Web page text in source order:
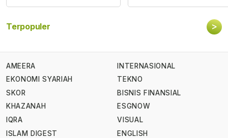
Terpopuler >
AMEERA
EKONOMI SYARIAH
SKOR
KHAZANAH
IQRA
ISLAM DIGEST
INTERNASIONAL
TEKNO
BISNIS FINANSIAL
ESGNOW
VISUAL
ENGLISH